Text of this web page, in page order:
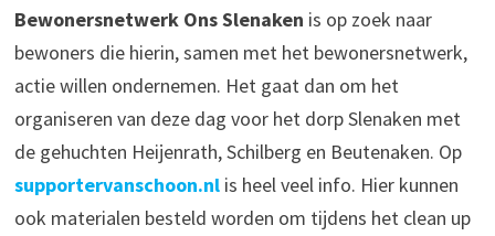
Bewonersnetwerk Ons Slenaken is op zoek naar
bewoners die hierin, samen met het bewonersnetwerk,
actie willen ondernemen. Het gaat dan om het
organiseren van deze dag voor het dorp Slenaken met
de gehuchten Heijenrath, Schilberg en Beutenaken. Op
supportervanschoon.nlis heel veel info. Hier kunnen
ook materialen besteld worden om tijdens het clean up